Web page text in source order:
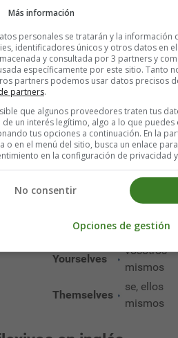
Myself
me, a mi
mismo
Yourself
te, se, tú
Himself
se, él
Herself
se, ella
misma
Itself
el/ella/ello
misma/o
Ourselves
mismos
Yourselves
vosotros
mismos
Themselves
se, ellos
mismos
Más información
personales se tratarán y la información
identificadores únicos y otros datos en
y consultada por 3 partners y
específicamente por este sitio. Tanto
partners podemos usar datos precisos
partners.
que algunos proveedores traten tus
de un interés legítimo, algo a lo que puedes
tus opciones a continuación. En la
o en el menú del sitio, busca un enlace
en la configuración de privacidad
No consentir
Opciones de gestión